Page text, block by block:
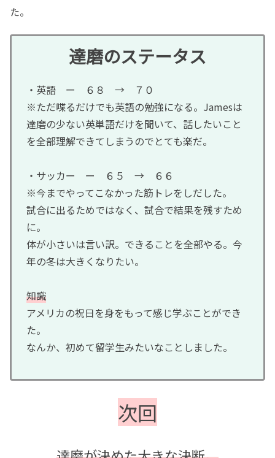
た。
達磨のステータス
・英語 ー ６８ → ７０
※ただ喋るだけでも英語の勉強になる。Jamesは
達磨の少ない英単語だけを聞いて、話したいこと
を全部理解できてしまうのでとても楽だ。
・サッカー ー ６５ → ６６
※今までやってこなかった筋トレをしだした。
試合に出るためではなく、試合で結果を残すため
に。
体が小さいは言い訳。できることを全部やる。今
年の冬は大きくなりたい。
知識
アメリカの祝日を身をもって感じ学ぶことができ
た。
なんか、初めて留学生みたいなことしました。
次回